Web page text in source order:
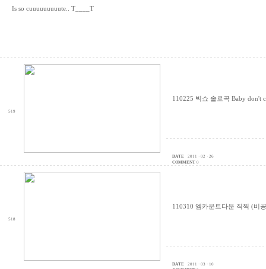
Is so cuuuuuuuuute.. T____T
519
110225 빅쇼 솔로곡 Baby don't
DATE
2011 · 02 · 26
COMMENT 0
518
110310 엠카운트다운 직찍 (비
DATE
2011 · 03 · 10